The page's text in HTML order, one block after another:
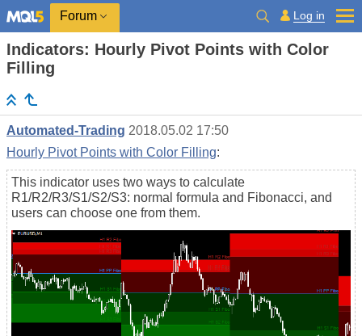
Forum Log in
Indicators: Hourly Pivot Points with Color
Filling
Automated-Trading 2018.05.02 17:50
Hourly Pivot Points with Color Filling:
This indicator uses two ways to calculate
R1/R2/R3/S1/S2/S3: normal formula and Fibonacci, and
users can choose one from them.